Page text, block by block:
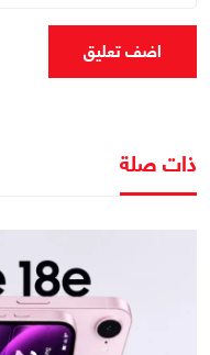
اضف تعليق
ذات صلة